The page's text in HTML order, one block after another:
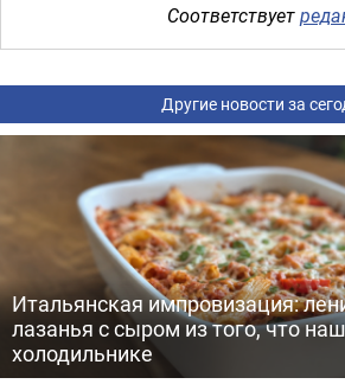
Соответствует
Другие новости за
Итальянская импровизация:
лазанья с сыром из того, что
холодильнике